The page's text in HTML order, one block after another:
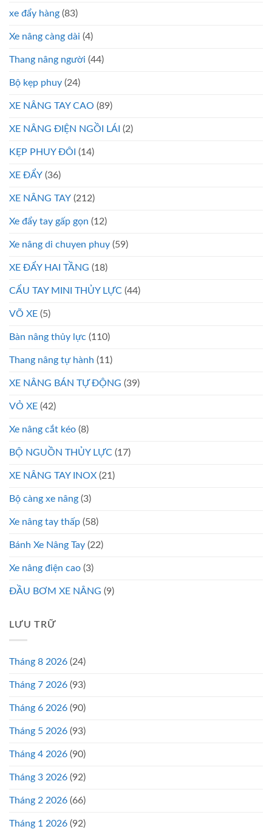
xe đẩy hàng (83)
Xe nâng càng dài (4)
Thang nâng người (44)
Bộ kẹp phuy (24)
XE NÂNG TAY CAO (89)
XE NÂNG ĐIỆN NGỒI LÁI (2)
KẸP PHUY ĐÔI (14)
XE ĐẨY (36)
XE NÂNG TAY (212)
Xe đẩy tay gấp gọn (12)
Xe nâng di chuyen phuy (59)
XE ĐẨY HAI TẦNG (18)
CẨU TAY MINI THỦY LỰC (44)
VÕ XE (5)
Bàn nâng thủy lực (110)
Thang nâng tự hành (11)
XE NÂNG BÁN TỰ ĐỘNG (39)
VỎ XE (42)
Xe nâng cắt kéo (8)
BỘ NGUỒN THỦY LỰC (17)
XE NÂNG TAY INOX (21)
Bộ càng xe nâng (3)
Xe nâng tay thấp (58)
Bánh Xe Nâng Tay (22)
Xe nâng điện cao (3)
ĐẦU BƠM XE NÂNG (9)
LƯU TRỮ
Tháng 8 2026 (24)
Tháng 7 2026 (93)
Tháng 6 2026 (90)
Tháng 5 2026 (93)
Tháng 4 2026 (90)
Tháng 3 2026 (92)
Tháng 2 2026 (66)
Tháng 1 2026 (92)